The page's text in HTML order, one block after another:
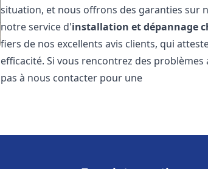
situation, et nous offrons des garanties sur
notre service d'installation et dépannage
fiers de nos excellents avis clients, qui
efficacité. Si vous rencontrez des
pas à nous contacter pour une